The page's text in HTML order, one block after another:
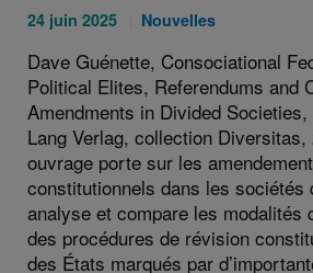
Publié
:
24 juin 2025
Catégories
Nouvelles
Dave Guénette, Consociational
Political Elites, Referendums and
Amendments in Divided
Lang Verlag, collection Diversitas,
ouvrage porte sur les
constitutionnels dans les sociétés
analyse et compare les modalités
des procédures de révision
des États marqués par